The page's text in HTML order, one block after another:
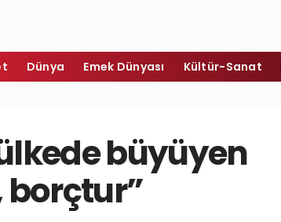
Dünya Emek Dünyası Kültür-Sanat
ülkede büyüyen